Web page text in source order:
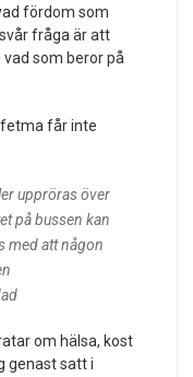
fördom som
fråga är att
som beror på
fetma får inte
uppröras över
på bussen kan
med att någon
om hälsa, kost
genast satt i